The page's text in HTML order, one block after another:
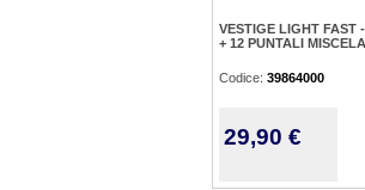
VESTIGE LIGHT FAST
+ 12 PUNTALI
Codice: 39864000
29,90 €